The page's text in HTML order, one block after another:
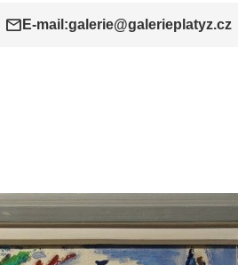
mail E-mail:galerie@galerieplatyz.cz